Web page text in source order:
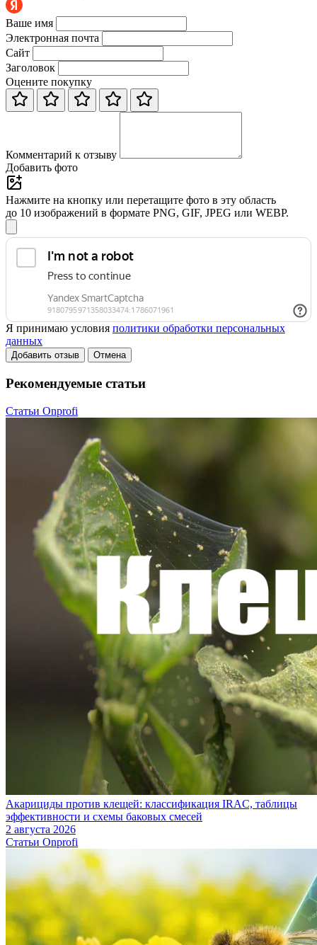
Ваше имя
Электронная почта
Сайт
Заголовок
Оцените покупку
Комментарий к отзыву
Добавить фото
Нажмите на кнопку или перетащите фото в эту область
до 10 изображений в формате PNG, GIF, JPEG или WEBP.
Я принимаю условия политики обработки персональных
данных
Добавить отзыв Отмена
Рекомендуемые статьи
Статьи Onprofi
Акарициды против клещей: классификация IRAC, таблицы
эффективности и схемы баковых смесей
2 августа 2026
Статьи Onprofi